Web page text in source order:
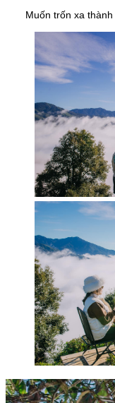
Muốn trốn xa thành